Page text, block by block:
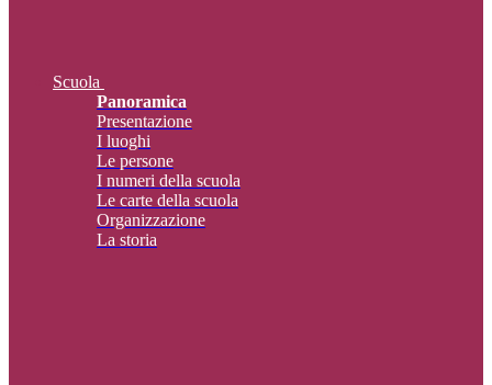
Scuola
Panoramica
Presentazione
I luoghi
Le persone
I numeri della scuola
Le carte della scuola
Organizzazione
La storia